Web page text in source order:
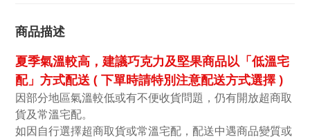
商品描述
夏季氣溫較高，建議巧克力及堅果商品以「低溫宅
配」方式配送 ( 下單時請特別注意配送方式選擇 )
因部分地區氣溫較低或有不便收貨問題，仍有開放超商取
貨及常溫宅配。
如因自行選擇超商取貨或常溫宅配，配送中遇商品變質或